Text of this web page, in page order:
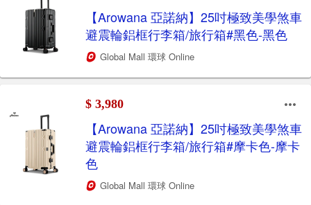
【Arowana 亞諾納】25吋極致美學煞車
避震輪鋁框行李箱/旅行箱#黑色-黑色
Global Mall 環球 Online
$ 3,980
【Arowana 亞諾納】25吋極致美學煞車
避震輪鋁框行李箱/旅行箱#摩卡色-摩卡
色
Global Mall 環球 Online